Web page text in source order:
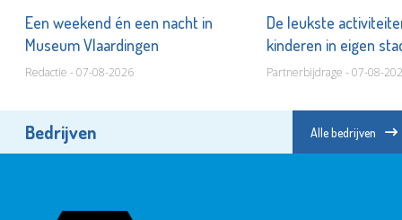
Een weekend én een nacht in
Museum Vlaardingen
Redactie - 07-08-2026
De leukste
kinderen in eigen
Partnerbijdrage - 07-08-
Bedrijven Alle bedrijven